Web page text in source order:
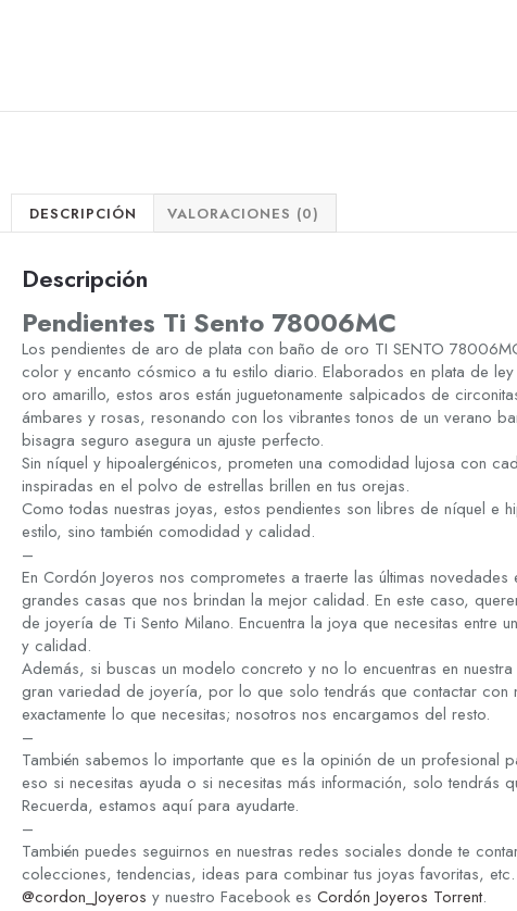
DESCRIPCIÓN VALORACIONES (0)
Descripción
Pendientes Ti Sento 78006MC
Los pendientes de aro de plata con baño de oro TI SENTO
color y encanto cósmico a tu estilo diario. Elaborados en plata de
oro amarillo, estos aros están juguetonamente salpicados de
ámbares y rosas, resonando con los vibrantes tonos de un verano
bisagra seguro asegura un ajuste perfecto.
Sin níquel y hipoalergénicos, prometen una comodidad lujosa con
inspiradas en el polvo de estrellas brillen en tus orejas.
Como todas nuestras joyas, estos pendientes son libres de níquel e
estilo, sino también comodidad y calidad.
–
En Cordón Joyeros nos comprometes a traerte las últimas
grandes casas que nos brindan la mejor calidad. En este caso,
de joyería de Ti Sento Milano. Encuentra la joya que necesitas entre
y calidad.
Además, si buscas un modelo concreto y no lo encuentras en
gran variedad de joyería, por lo que solo tendrás que contactar con
exactamente lo que necesitas; nosotros nos encargamos del resto.
–
También sabemos lo importante que es la opinión de un profesional
eso si necesitas ayuda o si necesitas más información, solo tendrás
Recuerda, estamos aquí para ayudarte.
–
También puedes seguirnos en nuestras redes sociales donde te
colecciones, tendencias, ideas para combinar tus joyas favoritas,
@cordon_Joyeros y nuestro Facebook es Cordón Joyeros Torrent.